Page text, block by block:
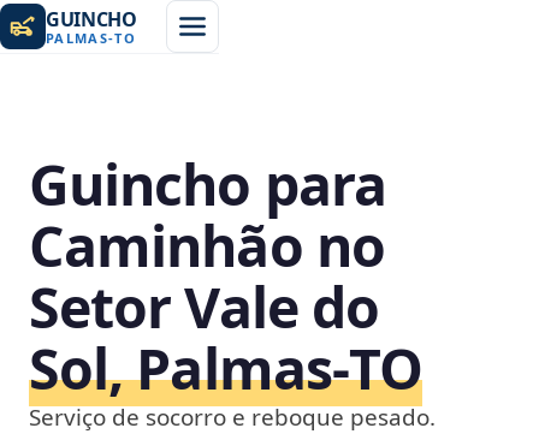
GUINCHO
PALMAS-TO
Guincho para
Caminhão no
Setor Vale do
Sol, Palmas‑TO
Serviço de socorro e reboque pesado.